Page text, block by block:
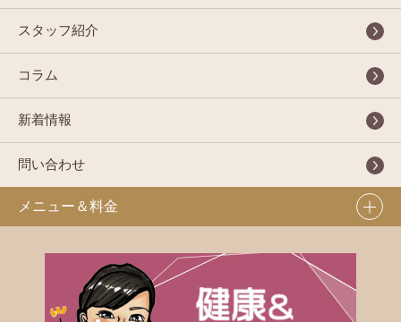
スタッフ紹介
コラム
新着情報
問い合わせ
メニュー＆料金
外反母趾専門治療
カッピング療法
鍼灸治療
骨盤のゆがみ